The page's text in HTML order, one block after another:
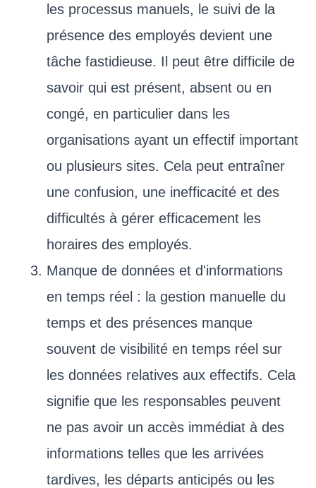
les processus manuels, le suivi de la
présence des employés devient une
tâche fastidieuse. Il peut être difficile de
savoir qui est présent, absent ou en
congé, en particulier dans les
organisations ayant un effectif important
ou plusieurs sites. Cela peut entraîner
une confusion, une inefficacité et des
difficultés à gérer efficacement les
horaires des employés.
Manque de données et d'informations
en temps réel : la gestion manuelle du
temps et des présences manque
souvent de visibilité en temps réel sur
les données relatives aux effectifs. Cela
signifie que les responsables peuvent
ne pas avoir un accès immédiat à des
informations telles que les arrivées
tardives, les départs anticipés ou les